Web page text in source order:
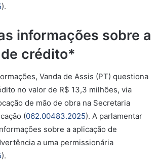
).
informações sobre a
crédito*
Vanda de Assis (PT) questiona
no valor de R$ 13,3 milhões, via
de mão de obra na Secretaria
(062.00483.2025). A parlamentar
sobre a aplicação de
a uma permissionária
).